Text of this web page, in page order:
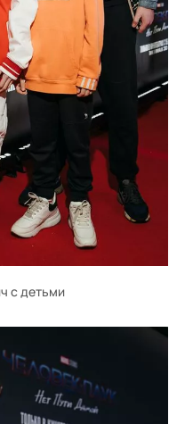
с детьми